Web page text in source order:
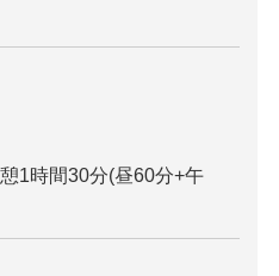
1時間30分(昼60分+午